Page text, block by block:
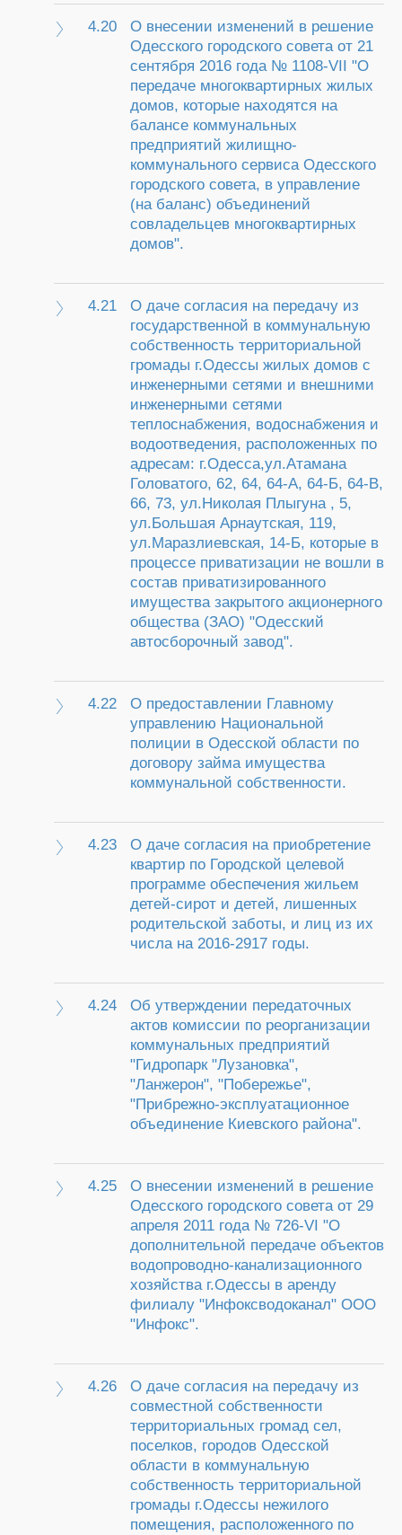
4.20
О внесении изменений в решение
Одесского городского совета от 21
сентября 2016 года № 1108-VII "О
передаче многоквартирных жилых
домов, которые находятся на
балансе коммунальных
предприятий жилищно-
коммунального сервиса Одесского
городского совета, в управление
(на баланс) объединений
совладельцев многоквартирных
домов".
4.21
О даче согласия на передачу из
государственной в коммунальную
собственность территориальной
громады г.Одессы жилых домов с
инженерными сетями и внешними
инженерными сетями
теплоснабжения, водоснабжения и
водоотведения, расположенных по
адресам: г.Одесса,ул.Атамана
Головатого, 62, 64, 64-А, 64-Б, 64-В,
66, 73, ул.Николая Плыгуна , 5,
ул.Большая Арнаутская, 119,
ул.Маразлиевская, 14-Б, которые в
процессе приватизации не вошли в
состав приватизированного
имущества закрытого акционерного
общества (ЗАО) "Одесский
автосборочный завод".
4.22
О предоставлении Главному
управлению Национальной
полиции в Одесской области по
договору займа имущества
коммунальной собственности.
4.23
О даче согласия на приобретение
квартир по Городской целевой
программе обеспечения жильем
детей-сирот и детей, лишенных
родительской заботы, и лиц из их
числа на 2016-2917 годы.
4.24
Об утверждении передаточных
актов комиссии по реорганизации
коммунальных предприятий
"Гидропарк "Лузановка",
"Ланжерон", "Побережье",
"Прибрежно-эксплуатационное
объединение Киевского района".
4.25
О внесении изменений в решение
Одесского городского совета от 29
апреля 2011 года № 726-VI "О
дополнительной передаче объектов
водопроводно-канализационного
хозяйства г.Одессы в аренду
филиалу "Инфоксводоканал" ООО
"Инфокс".
4.26
О даче согласия на передачу из
совместной собственности
территориальных громад сел,
поселков, городов Одесской
области в коммунальную
собственность территориальной
громады г.Одессы нежилого
помещения, расположенного по